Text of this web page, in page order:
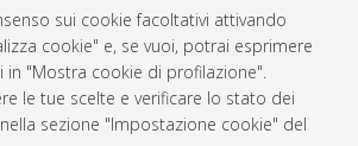
sui cookie facoltativi attivando
cookie" e, se vuoi, potrai esprimere
in "Mostra cookie di profilazione".
le tue scelte e verificare lo stato dei
sezione "Impostazione cookie" del